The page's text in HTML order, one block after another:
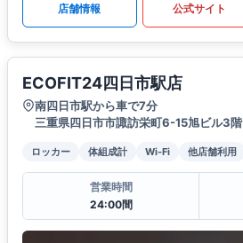
店舗情報 公式サイト
ECOFIT24四日市駅店
南四日市駅から車で7分
三重県四日市市諏訪栄町6-15旭ビル3階
ロッカー 体組成計 Wi-Fi 他店舗利用
営業時間
24:00間